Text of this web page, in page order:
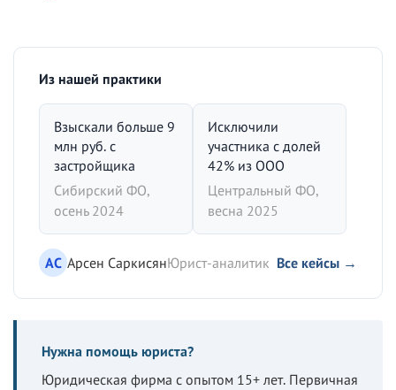
Из нашей практики
Взыскали больше 9
млн руб. с
застройщика
Сибирский ФО,
осень 2024
Исключили
участника с долей
42% из ООО
Центральный ФО,
весна 2025
АС Арсен СаркисянЮрист-аналитик Все кейсы →
Нужна помощь юриста?
Юридическая фирма с опытом 15+ лет. Первичная